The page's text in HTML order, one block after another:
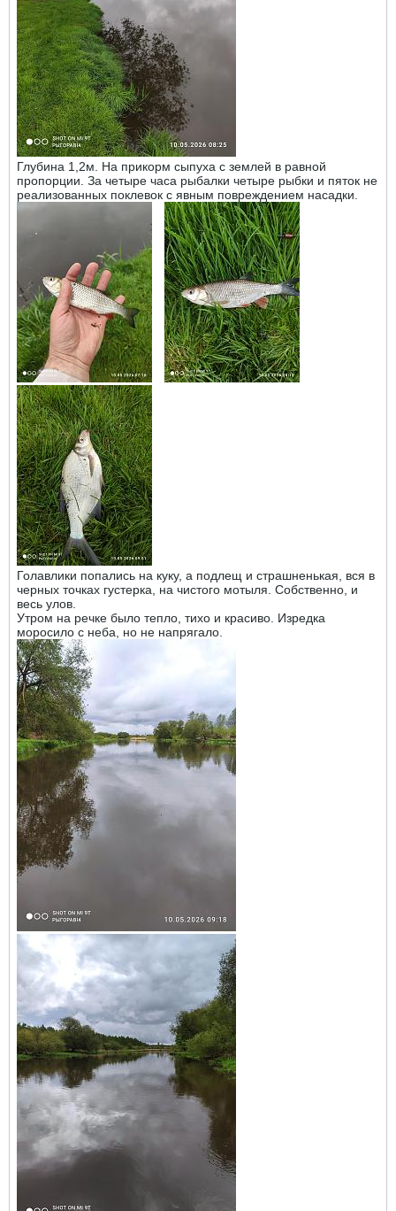
Глубина 1,2м. На прикорм сыпуха с землей в равной
пропорции. За четыре часа рыбалки четыре рыбки и пяток не
реализованных поклевок с явным повреждением насадки.
Голавлики попались на куку, а подлещ и страшненькая, вся в
черных точках густерка, на чистого мотыля. Собственно, и
весь улов.
Утром на речке было тепло, тихо и красиво. Изредка
моросило с неба, но не напрягало.